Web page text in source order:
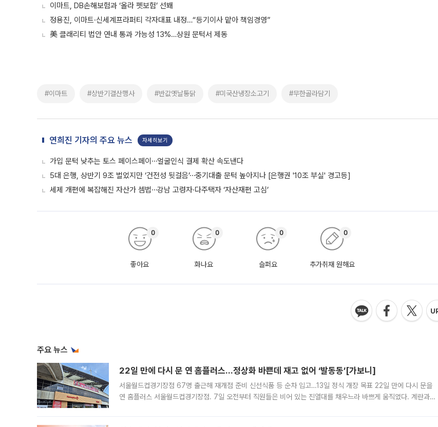
이마트, DB손해보험과 ‘올라 펫보험’ 선봬
정용진, 이마트·신세계프라퍼티 각자대표 내정…“등기이사 맡아 책임경영”
美 클래리티 법안 연내 통과 가능성 13%…상원 문턱서 제동
#이마트 #상반기결산행사 #반값옛날통닭 #미국산냉장소고기 #무한골라담기
연희진 기자의 주요 뉴스 자세히보기
가입 문턱 낮추는 토스 페이스페이⋯얼굴인식 결제 확산 속도낸다
5대 은행, 상반기 9조 벌었지만 ‘건전성 뒷걸음’⋯중기대출 문턱 높아지나 [은행권 '10조 부실' 경고등]
세제 개편에 복잡해진 자산가 셈법⋯강남 고령자·다주택자 ‘자산재편 고심’
좋아요
0
화나요
0
슬퍼요
0
추가취재 원해요
0
주요 뉴스
22일 만에 다시 문 연 홈플러스…정상화 바쁜데 재고 없어 ‘발동동’[가보니]
서울월드컵경기장점 67명 출근해 재개점 준비 신선식품 등 순차 입고…13일 정식 개장 목표 22일 만에 다시 문을
연 홈플러스 서울월드컵경기장점. 7일 오전부터 직원들은 비어 있는 진열대를 채우느라 바쁘게 움직였다. 계란과